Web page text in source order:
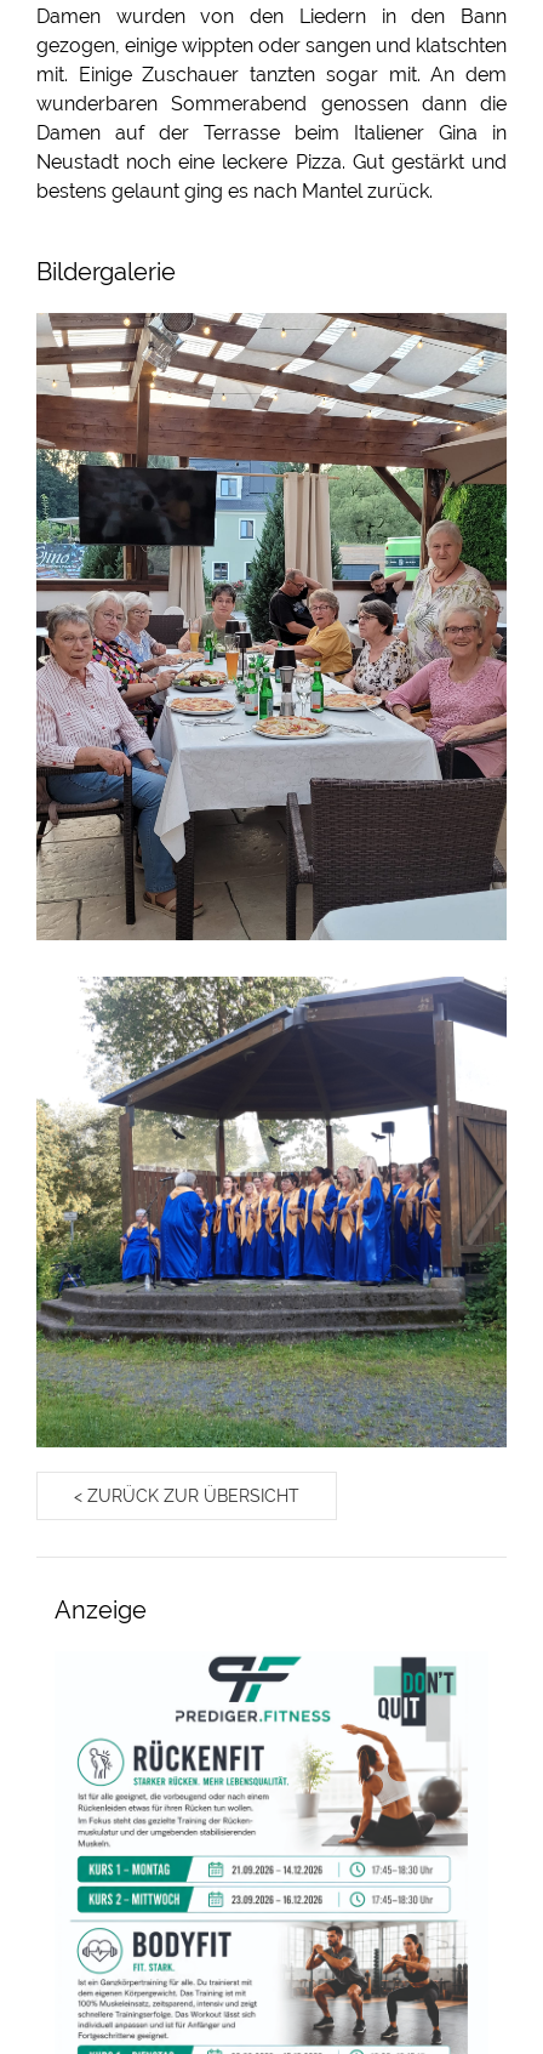
Damen wurden von den Liedern in den Bann
gezogen, einige wippten oder sangen und klatschten
mit. Einige Zuschauer tanzten sogar mit. An dem
wunderbaren Sommerabend genossen dann die
Damen auf der Terrasse beim Italiener Gina in
Neustadt noch eine leckere Pizza. Gut gestärkt und
bestens gelaunt ging es nach Mantel zurück.
Bildergalerie
< ZURÜCK ZUR ÜBERSICHT
Anzeige